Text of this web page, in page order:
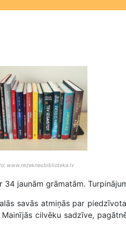
www.rezeknesbiblioteka.lv
jaunām grāmatām.
savās atmiņās par
cilvēku sadzīve,